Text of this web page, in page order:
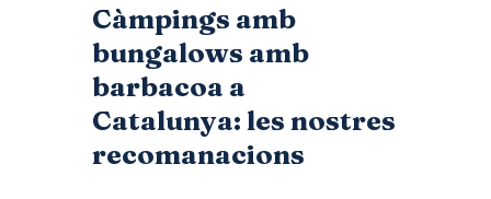
Càmpings amb
bungalows amb
barbacoa a
Catalunya: les nostres
recomanacions